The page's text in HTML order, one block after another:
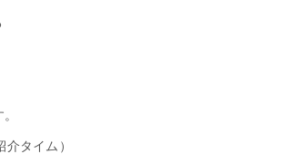
タイム）